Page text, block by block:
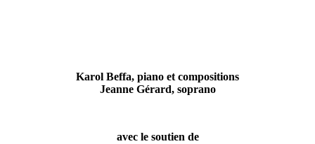
Karol Beffa, piano et compositions
Jeanne Gérard, soprano
avec le soutien de